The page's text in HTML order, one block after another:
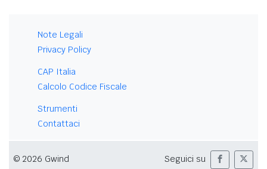
Note Legali
Privacy Policy
CAP Italia
Calcolo Codice Fiscale
Strumenti
Contattaci
© 2026 Gwind Seguici su